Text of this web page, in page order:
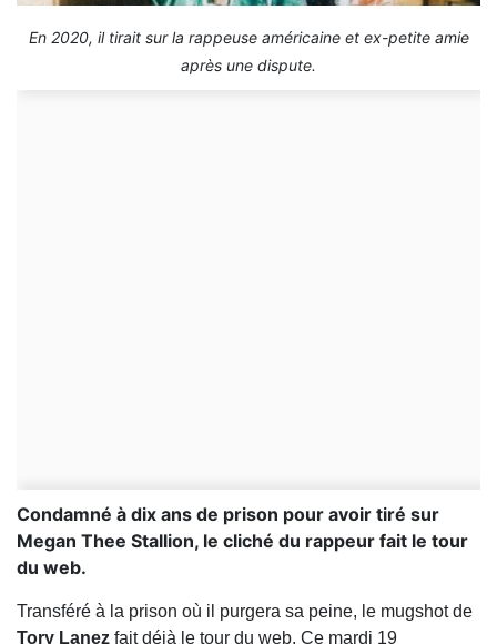
En 2020, il tirait sur la rappeuse américaine et ex-petite amie
après une dispute.
Condamné à dix ans de prison pour avoir tiré sur
Megan Thee Stallion, le cliché du rappeur fait le tour
du web.
Transféré à la prison où il purgera sa peine, le mugshot de
Tory Lanez fait déjà le tour du web. Ce mardi 19